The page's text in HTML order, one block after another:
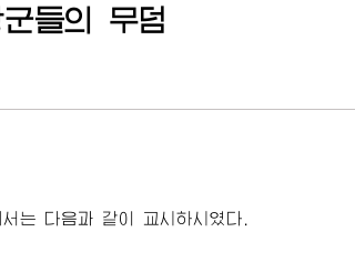
들의 무덤
는 다음과 같이 교시하시였다.